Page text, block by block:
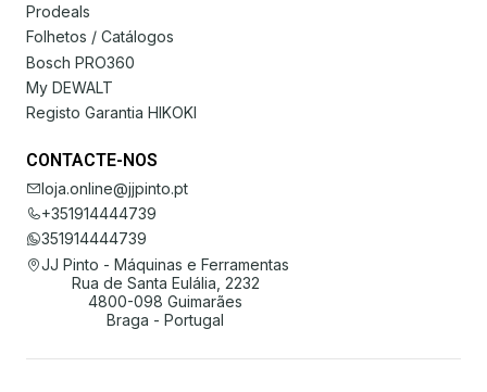
Prodeals
Folhetos / Catálogos
Bosch PRO360
My DEWALT
Registo Garantia HIKOKI
CONTACTE-NOS
loja.online@jjpinto.pt
+351914444739
351914444739
JJ Pinto - Máquinas e Ferramentas
Rua de Santa Eulália, 2232
4800-098 Guimarães
Braga - Portugal